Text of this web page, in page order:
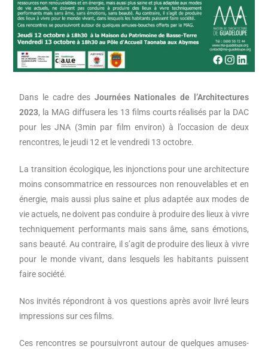
Dans le cadre des Journées Nationales de l’Architectures
2023, la MAG diffusera les 13 films courts réalisés par la DAC
pour les JNA (3min par film environ) à l’occasion de deux
rencontres, le jeudi 12 et le vendredi 13 octobre.
La transition écologique, les injonctions pour une architecture
moins consommatrice en ressources non renouvelables et en
énergie, mais aussi plus saine et plus adaptée aux modes de
vie actuels, ne doivent pas conduire à produire des lieux à vivre
techniquement performants mais sans âme, sans émotions,
sans beauté. Au contraire, il s’agit de produire des lieux à vivre
pour le monde vivant, dans lesquels les habitants puissent
faire société.
Nos invités répondront à vos questions après avoir livré leurs
impressions sur ces films.
Ces rencontres se poursuivront autour de quelques amuses-